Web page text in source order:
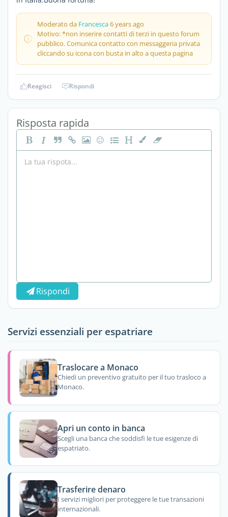
Moderato da Francesca6 years ago
Motivo: *non inserire contatti di terzi in questo forum
pubblico. Comunica contatto con messaggeria privata
cliccando su icona con busta in alto a questa pagina
Reagisci Rispondi
Risposta rapida
Rispondi
Servizi essenziali per espatriare
Traslocare a Monaco
Chiedi un preventivo gratuito per il tuo trasloco a
Monaco.
Apri un conto in banca
Scegli una banca che soddisfi le tue esigenze di
espatriato.
Trasferire denaro
I servizi migliori per proteggere le tue transazioni
internazionali.